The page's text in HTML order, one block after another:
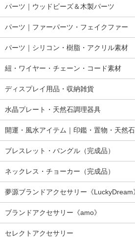
パーツ｜ウッドビーズ＆木製パーツ
パーツ｜ファーパーツ・フェイクファー
パーツ｜シリコン・樹脂・アクリル素材
紐・ワイヤー・チェーン・コード素材
ディスプレイ用品・収納雑貨
水晶プレート・天然石調理器具
開運・風水アイテム｜印鑑・置物・天然
ブレスレット・バングル（完成品）
ネックレス・チョーカー（完成品）
夢源ブランドアクセサリー《LuckyDream
ブランドアクセサリー《amo》
セレクトアクセサリー